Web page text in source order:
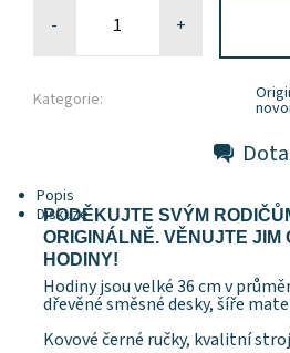
- +
Kategorie:
Popis
Diskuze
PODĚKUJTE SVÝM
ORIGINÁLNĚ. VĚNUJTE JIM
HODINY!
Hodiny jsou velké 36 cm v
dřevěné směsné desky, šíře
Kovové černé ručky, kvalitní